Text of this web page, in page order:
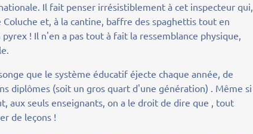
Il fait penser irrésistiblement à cet inspecteur qui,
et, à la cantine, baffre des spaghettis tout en
! Il n'en a pas tout à fait la ressemblance physique,
que le système éducatif éjecte chaque année, de
diplômes (soit un gros quart d'une génération) . Même si
aux seuls enseignants, on a le droit de dire que , tout
de leçons !